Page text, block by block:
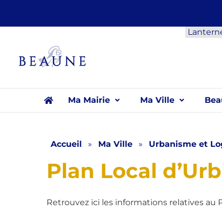
Ma Mairie Ma Ville
Accueil » Ma Ville » Urbanisme et
Plan Local
Retrouvez ici les informations relatives au